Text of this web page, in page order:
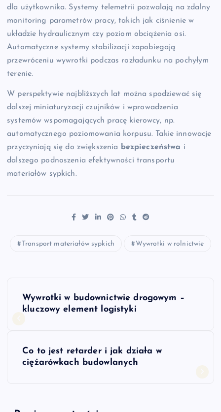
dla użytkownika. Systemy telemetrii pozwalają na zdalny
monitoring parametrów pracy, takich jak ciśnienie w
układzie hydraulicznym czy poziom obciążenia osi.
Automatyczne systemy stabilizacji zapobiegają
przewróceniu wywrotki podczas rozładunku na pochyłym
terenie.
W perspektywie najbliższych lat można spodziewać się
dalszej miniaturyzacji czujników i wprowadzenia
systemów wspomagających pracę kierowcy, np.
automatycznego poziomowania korpusu. Takie innowacje
przyczyniają się do zwiększenia bezpieczeństwa i
dalszego podnoszenia efektywności transportu
materiałów sypkich.
Transport materiałów sypkich Wywrotki w rolnictwie
NWywrotki w budownictwie drogowym –
kluczowy element logistyki
Co to jest retarder i jak działa w
ciężarówkach budowlanych